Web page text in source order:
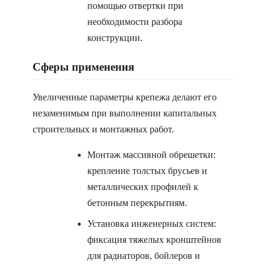
помощью отвертки при
необходимости разбора
конструкции.
Сферы применения
Увеличенные параметры крепежа делают его
незаменимым при выполнении капитальных
строительных и монтажных работ.
Монтаж массивной обрешетки:
крепление толстых брусьев и
металлических профилей к
бетонным перекрытиям.
Установка инженерных систем:
фиксация тяжелых кронштейнов
для радиаторов, бойлеров и